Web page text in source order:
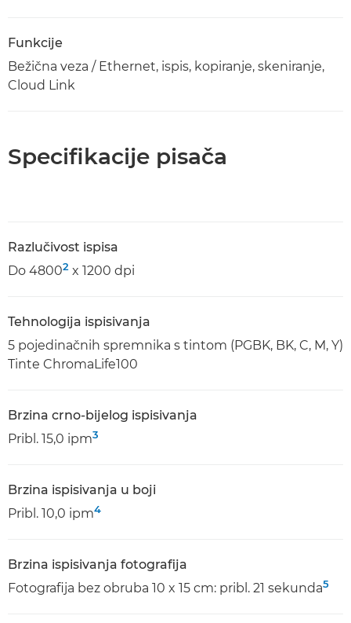
Funkcije
Bežična veza / Ethernet, ispis, kopiranje, skeniranje,
Cloud Link
Specifikacije pisača
Razlučivost ispisa
Do 48002 x 1200 dpi
Tehnologija ispisivanja
5 pojedinačnih spremnika s tintom (PGBK, BK, C, M, Y)
Tinte ChromaLife100
Brzina crno-bijelog ispisivanja
Pribl. 15,0 ipm3
Brzina ispisivanja u boji
Pribl. 10,0 ipm4
Brzina ispisivanja fotografija
Fotografija bez obruba 10 x 15 cm: pribl. 21 sekunda5